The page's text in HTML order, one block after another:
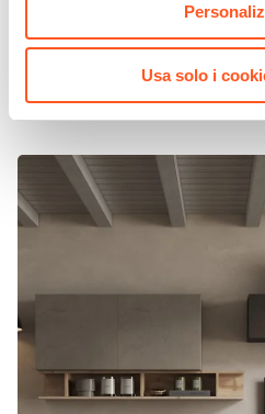
Usa solo i
Parete attrezzata 330x40x195h
€ 604,00